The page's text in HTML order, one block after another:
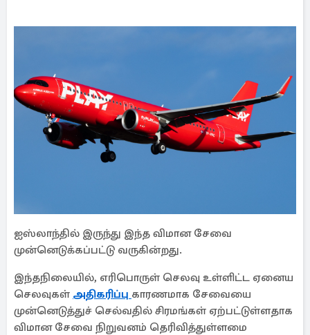
ஐஸ்லாந்தில் இருந்து இந்த விமான சேவை
முன்னெடுக்கப்பட்டு வருகின்றது.
இந்தநிலையில், எரிபொருள் செலவு உள்ளிட்ட ஏனைய
செலவுகள் அதிகரிப்பு காரணமாக சேவையை
முன்னெடுத்துச் செல்வதில் சிரமங்கள் ஏற்பட்டுள்ளதாக
விமான சேவை நிறுவனம் தெரிவித்துள்ளமை